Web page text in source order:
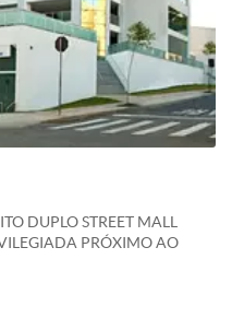
DUPLO STREET MALL
PRÓXIMO AO
físico